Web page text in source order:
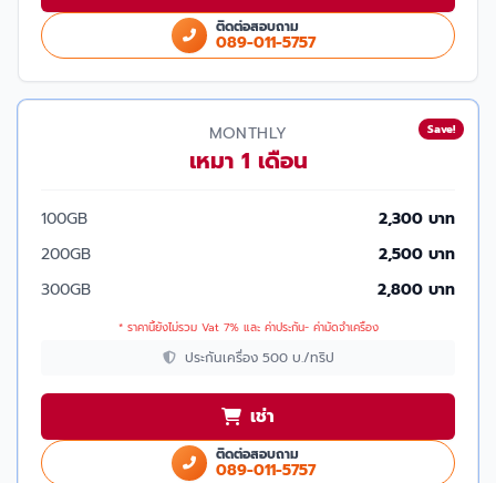
ติดต่อสอบถาม
089-011-5757
Save!
MONTHLY
เหมา 1 เดือน
100GB
2,300 บาท
200GB
2,500 บาท
300GB
2,800 บาท
* ราคานี้ยังไม่รวม Vat 7% และ ค่าประกัน- ค่ามัดจำเครื่อง
ประกันเครื่อง 500 บ./ทริป
เช่า
ติดต่อสอบถาม
089-011-5757